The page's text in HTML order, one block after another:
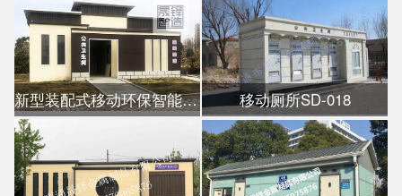
新型装配式移动环保智能公厕 移动厕所SD-018